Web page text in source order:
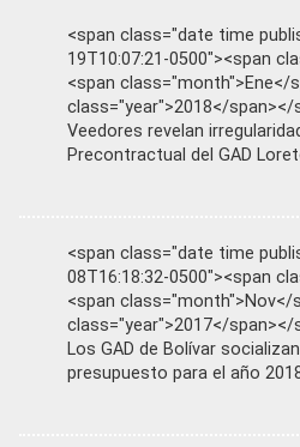
<span class="date time
19T10:07:21-0500"><span
<span class="month">Ene</
class="year">2018</span></
Veedores revelan
Precontractual del GAD
<span class="date time
08T16:18:32-0500"><span
<span class="month">Nov</
class="year">2017</span></
Los GAD de Bolívar
presupuesto para el año